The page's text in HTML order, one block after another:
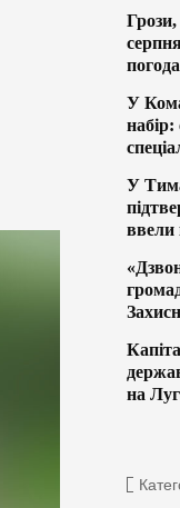
погода
У
набір:
У
ввели
на